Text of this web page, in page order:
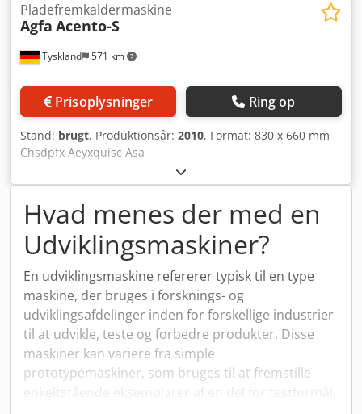
Tyskland 571 km
Pladefremkaldermaskine
Agfa Acento-S
Prisoplysninger Ring op
Stand: brugt, Produktionsår: 2010, Format: 830 x 660 mm
Chsdpfx Aeyxquisc Asa
Hvad menes der med en
Udviklingsmaskiner?
En udviklingsmaskine refererer typisk til en type
maskine, der bruges i forsknings- og
udviklingsafdelinger inden for forskellige industrier
til at udvikle, teste og forbedre produkter. Disse
maskiner kan variere fra simple
prototypemaskiner, som bruges til at fremstille
enkeltstående eksemplarer af en del for testformål,